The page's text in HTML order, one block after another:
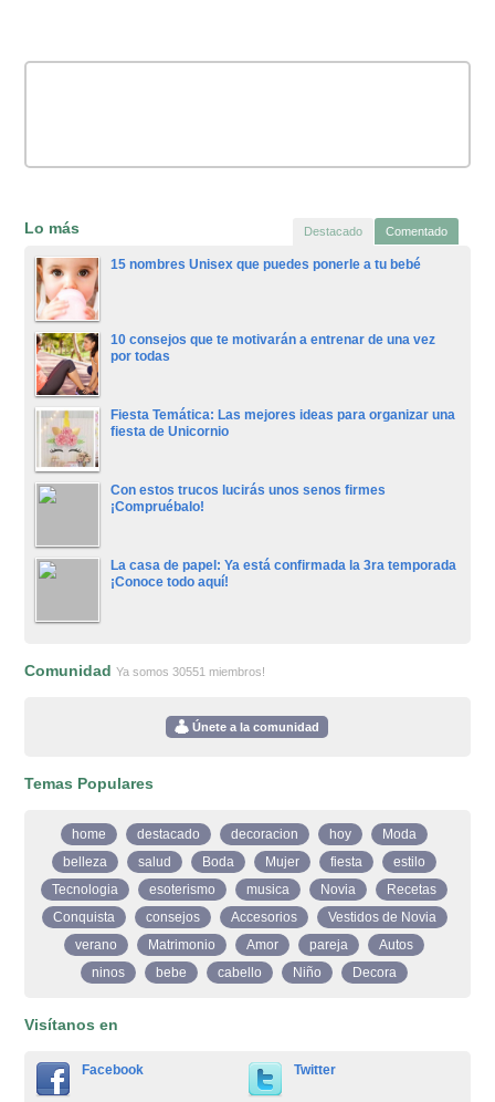
Lo más Destacado Comentado
15 nombres Unisex que puedes ponerle a tu bebé
10 consejos que te motivarán a entrenar de una vez
por todas
Fiesta Temática: Las mejores ideas para organizar una
fiesta de Unicornio
Con estos trucos lucirás unos senos firmes
¡Compruébalo!
La casa de papel: Ya está confirmada la 3ra temporada
¡Conoce todo aquí!
ComunidadYa somos 30551 miembros!
Únete a la comunidad
Temas Populares
home destacado decoracion hoy
Moda
belleza
salud Boda Mujer fiesta
estilo
Tecnologia
esoterismo musica Novia
Recetas
Conquista
consejos Accesorios
Vestidos de Novia
verano
Matrimonio Amor pareja
Autos
ninos
bebe cabello Niño Decora
Visítanos en
Facebook Twitter